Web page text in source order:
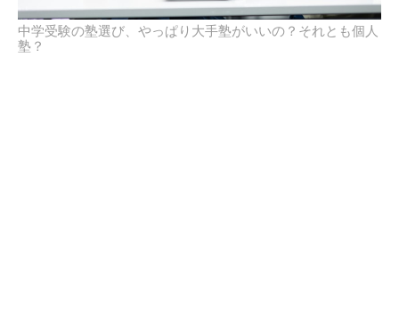
中学受験の塾選び、やっぱり大手塾がいいの？それとも個人
塾？